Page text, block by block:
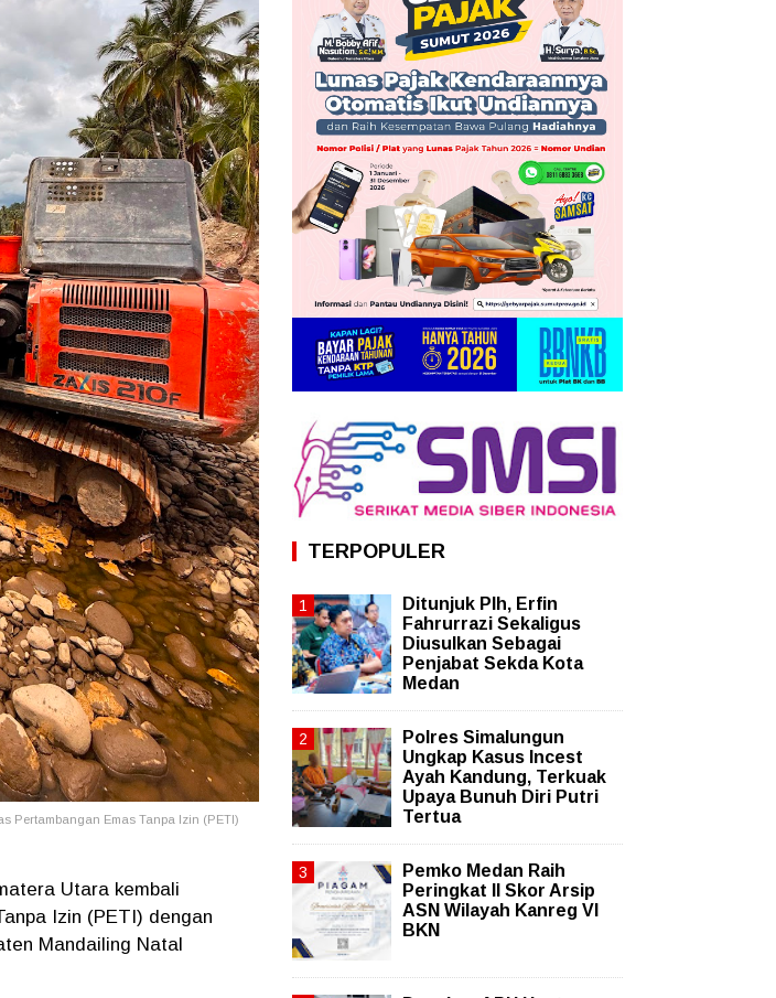
Pertambangan Emas Tanpa Izin (PETI)
Utara kembali
Izin (PETI) dengan
Mandailing Natal
TERPOPULER
Ditunjuk Plh, Erfin
Fahrurrazi Sekaligus
Diusulkan Sebagai
Penjabat Sekda Kota
Medan
Polres Simalungun
Ungkap Kasus Incest
Ayah Kandung, Terkuak
Upaya Bunuh Diri Putri
Tertua
Pemko Medan Raih
Peringkat II Skor Arsip
ASN Wilayah Kanreg VI
BKN